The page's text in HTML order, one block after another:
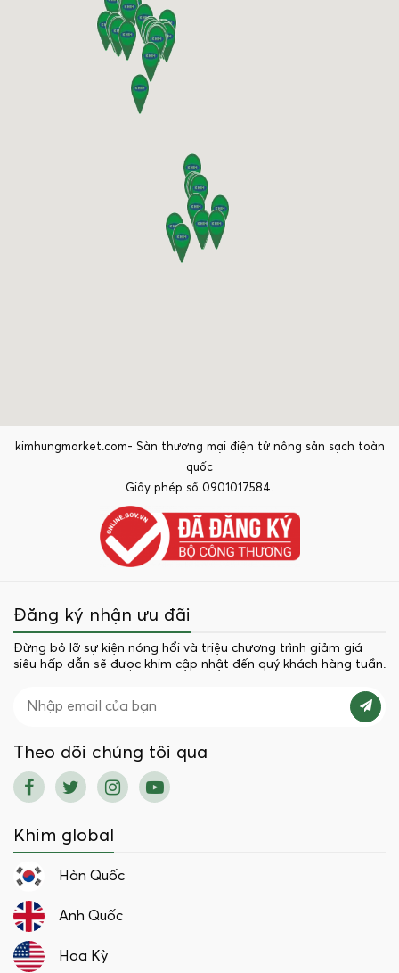
kimhungmarket.com- Sàn thương mại điện tử nông sản sạch toàn
quốc
Giấy phép số 0901017584.
Đăng ký nhận ưu đãi
Đừng bỏ lỡ sự kiện nóng hổi và triệu chương trình giảm giá
siêu hấp dẫn sẽ được khim cập nhật đến quý khách hàng tuần.
Theo dõi chúng tôi qua
Khim global
Hàn Quốc
Anh Quốc
Hoa Kỳ